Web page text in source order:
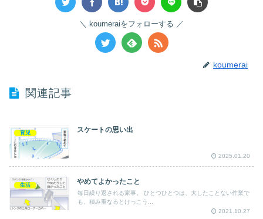
koumeraiをフォローする
koumerai
関連記事
育児 スケートの思い出
2025.01.20
生活 やめてよかったこと
毎日繰り返される家事。 ひとつひとつは、大したことない作業で
も、積み重なるとけっこう...
2021.10.27